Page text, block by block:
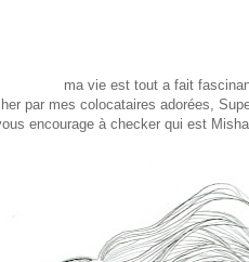
ma vie est tout a fait
par mes colocataires adorées,
encourage à checker qui est